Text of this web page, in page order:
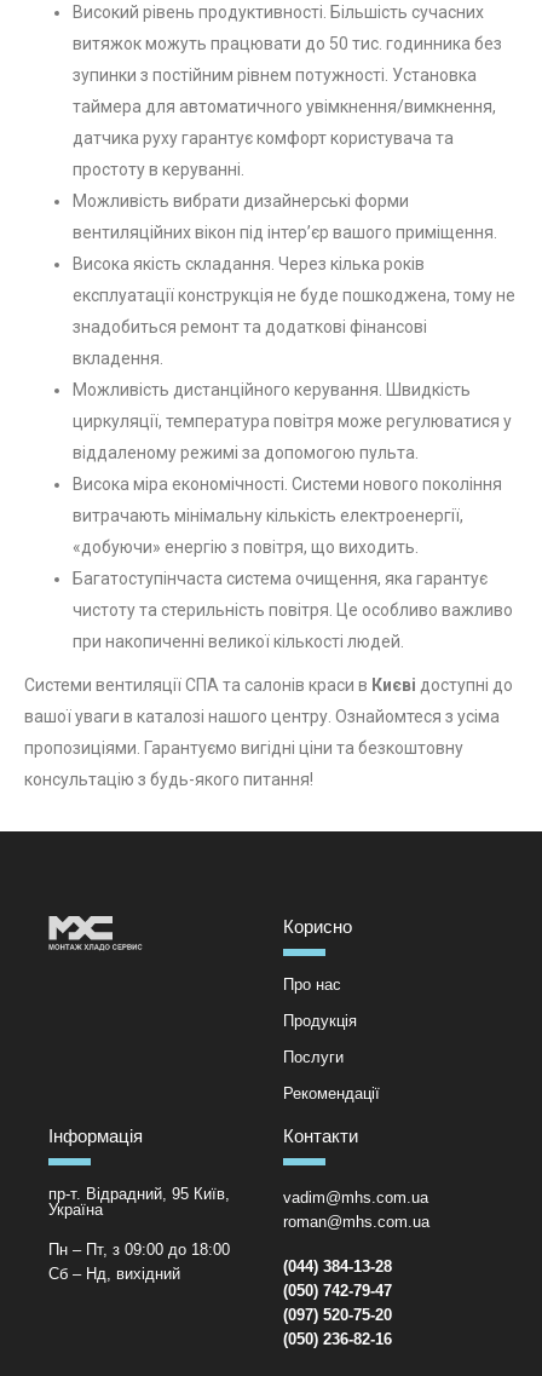
Високий рівень продуктивності. Більшість сучасних
витяжок можуть працювати до 50 тис. годинника без
зупинки з постійним рівнем потужності. Установка
таймера для автоматичного увімкнення/вимкнення,
датчика руху гарантує комфорт користувача та
простоту в керуванні.
Можливість вибрати дизайнерські форми
вентиляційних вікон під інтер’єр вашого приміщення.
Висока якість складання. Через кілька років
експлуатації конструкція не буде пошкоджена, тому не
знадобиться ремонт та додаткові фінансові
вкладення.
Можливість дистанційного керування. Швидкість
циркуляції, температура повітря може регулюватися у
віддаленому режимі за допомогою пульта.
Висока міра економічності. Системи нового покоління
витрачають мінімальну кількість електроенергії,
«добуючи» енергію з повітря, що виходить.
Багатоступінчаста система очищення, яка гарантує
чистоту та стерильність повітря. Це особливо важливо
при накопиченні великої кількості людей.
Системи вентиляції СПА та салонів краси в Києві доступні до
вашої уваги в каталозі нашого центру. Ознайомтеся з усіма
пропозиціями. Гарантуємо вигідні ціни та безкоштовну
консультацію з будь-якого питання!
Корисно
Про нас
Продукція
Послуги
Рекомендації
Інформація
пр-т. Відрадний, 95 Київ,
Україна
Пн – Пт, з 09:00 до 18:00
Сб – Нд, вихідний
Контакти
vadim@mhs.com.ua
roman@mhs.com.ua
(044) 384-13-28
(050) 742-79-47
(097) 520-75-20
(050) 236-82-16